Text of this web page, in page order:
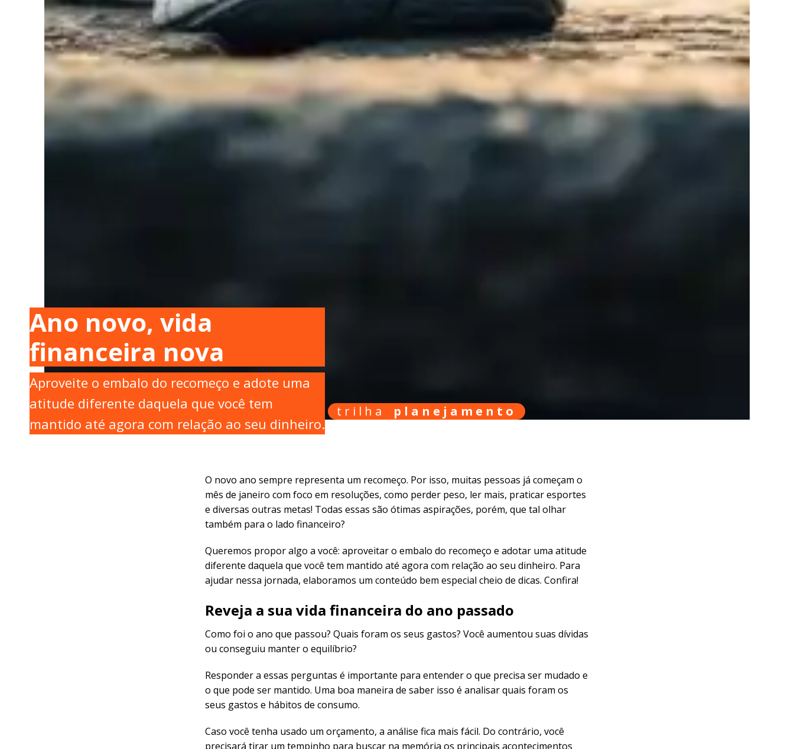
trilha planejamento
Ano novo, vida
financeira nova
Aproveite o embalo do recomeço e adote uma
atitude diferente daquela que você tem
mantido até agora com relação ao seu dinheiro.
O novo ano sempre representa um recomeço. Por isso, muitas pessoas já começam o
mês de janeiro com foco em resoluções, como perder peso, ler mais, praticar esportes
e diversas outras metas! Todas essas são ótimas aspirações, porém, que tal olhar
também para o lado financeiro?
Queremos propor algo a você: aproveitar o embalo do recomeço e adotar uma atitude
diferente daquela que você tem mantido até agora com relação ao seu dinheiro. Para
ajudar nessa jornada, elaboramos um conteúdo bem especial cheio de dicas. Confira!
Reveja a sua vida financeira do ano passado
Como foi o ano que passou? Quais foram os seus gastos? Você aumentou suas dívidas
ou conseguiu manter o equilíbrio?
Responder a essas perguntas é importante para entender o que precisa ser mudado e
o que pode ser mantido. Uma boa maneira de saber isso é analisar quais foram os
seus gastos e hábitos de consumo.
Caso você tenha usado um orçamento, a análise fica mais fácil. Do contrário, você
precisará tirar um tempinho para buscar na memória os principais acontecimentos